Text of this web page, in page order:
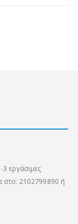
εργάσιμες
στο: 2102799890 ή